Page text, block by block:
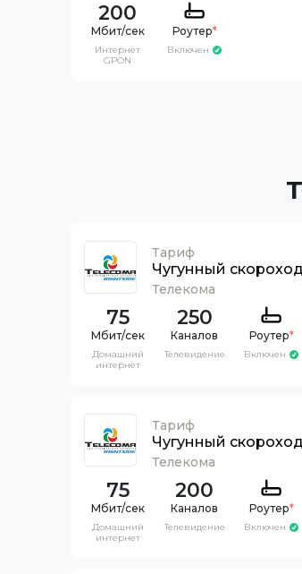
200
Интернет
GPON
Роутер*
Включен
Тариф
Чугунный
Телекома
75
Домашний
интернет
250
Каналов
Телевидение
Роутер*
Включен
Тариф
Чугунный
Телекома
75
Домашний
интернет
200
Каналов
Телевидение
Роутер*
Включен